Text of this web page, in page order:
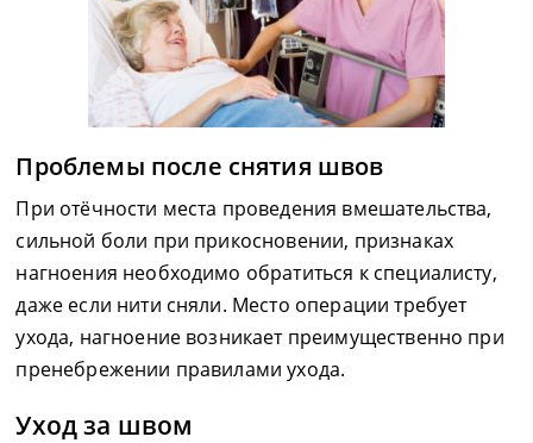
Проблемы после снятия швов
При отёчности места проведения вмешательства,
сильной боли при прикосновении, признаках
нагноения необходимо обратиться к специалисту,
даже если нити сняли. Место операции требует
ухода, нагноение возникает преимущественно при
пренебрежении правилами ухода.
Уход за швом